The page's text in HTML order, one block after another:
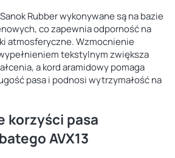
Rubber wykonywane są na bazie
co zapewnia odporność na
atmosferyczne. Wzmocnienie
tekstylnym zwiększa
a kord aramidowy pomaga
pasa i podnosi wytrzymałość na
korzyści pasa
AVX13